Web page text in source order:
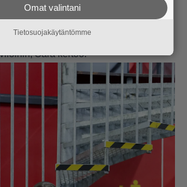
illalla nukkumaan, aloin leipomaan.
tytöt autoon ja menin toimittamaan
Sara kertoo.
Omat valintani
Tietosuojakäytäntömme